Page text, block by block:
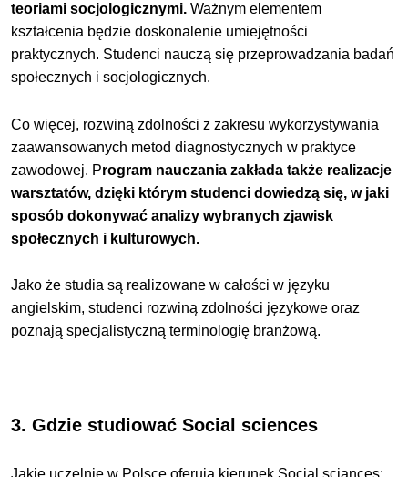
teoriami socjologicznymi. Ważnym elementem
kształcenia będzie doskonalenie umiejętności
praktycznych. Studenci nauczą się przeprowadzania badań
społecznych i socjologicznych.
Co więcej, rozwiną zdolności z zakresu wykorzystywania
zaawansowanych metod diagnostycznych w praktyce
zawodowej. Program nauczania zakłada także realizacje
warsztatów, dzięki którym studenci dowiedzą się, w jaki
sposób dokonywać analizy wybranych zjawisk
społecznych i kulturowych.
Jako że studia są realizowane w całości w języku
angielskim, studenci rozwiną zdolności językowe oraz
poznają specjalistyczną terminologię branżową.
3. Gdzie studiować Social sciences
Jakie uczelnie w Polsce oferują kierunek Social sciances: